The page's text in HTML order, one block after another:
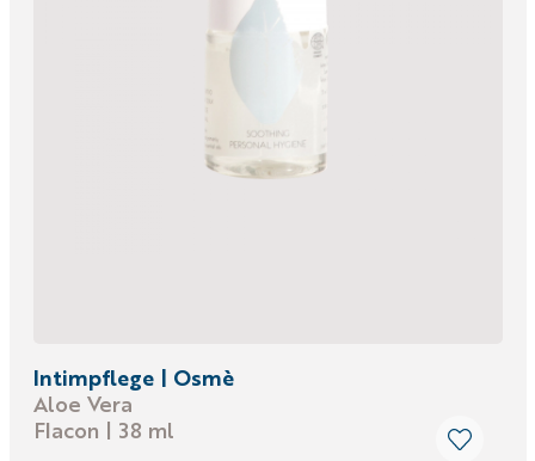
Intimpflege | Osmè
Aloe Vera
Flacon | 38 ml